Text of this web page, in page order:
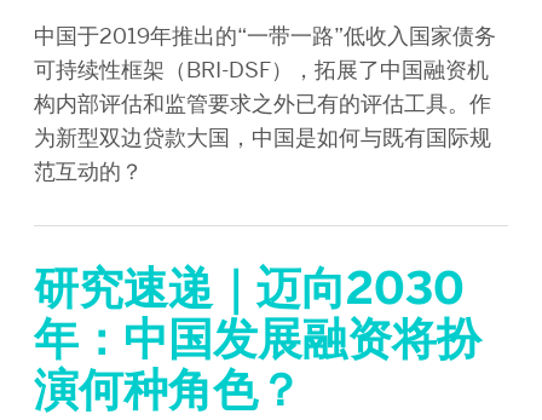
中国于2019年推出的“一带一路”低收入国家债务
可持续性框架（BRI-DSF），拓展了中国融资机
构内部评估和监管要求之外已有的评估工具。作
为新型双边贷款大国，中国是如何与既有国际规
范互动的？
研究速递｜迈向2030
年：中国发展融资将扮
演何种角色？